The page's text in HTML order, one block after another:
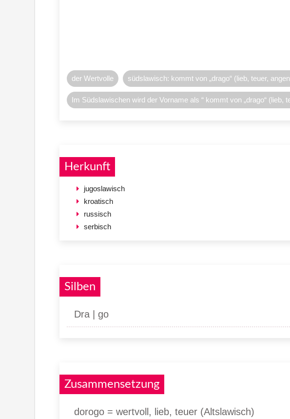
der Wertvolle südslawisch: kommt von „drago“ (lieb, teuer,
Im Südslawischen wird der Vorname als “ kommt von „drago“ (lieb,
Herkunft
jugoslawisch
kroatisch
russisch
serbisch
Silben
Dra | go
Zusammensetzung
dorogo = wertvoll, lieb, teuer (Altslawisch)